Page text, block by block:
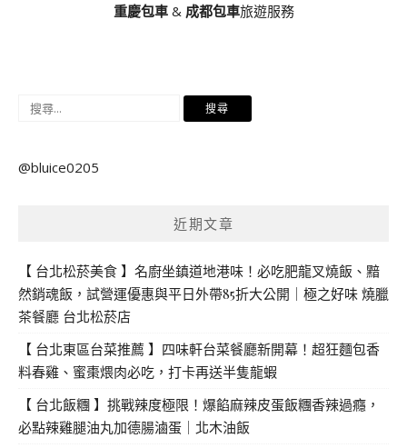
重慶包車& 成都包車旅遊服務
搜
鍵
@bluice0205
近期文章
【 台北松菸美食 】名廚坐鎮道地港味！必吃肥龍叉燒飯、黯
然銷魂飯，試營運優惠與平日外帶85折大公開｜極之好味 燒臘
茶餐廳 台北松菸店
【 台北東區台菜推薦 】四味軒台菜餐廳新開幕！超狂麵包香
料春雞、蜜棗煨肉必吃，打卡再送半隻龍蝦
【 台北飯糰 】挑戰辣度極限！爆餡麻辣皮蛋飯糰香辣過癮，
必點辣雞腿油丸加德腸滷蛋｜北木油飯